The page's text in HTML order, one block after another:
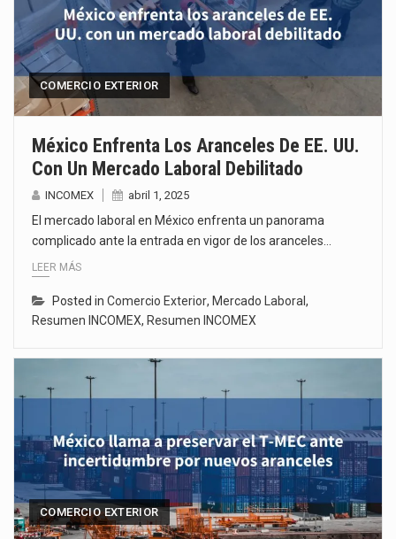
COMERCIO EXTERIOR
México Enfrenta Los Aranceles De EE. UU.
Con Un Mercado Laboral Debilitado
INCOMEX abril 1, 2025
El mercado laboral en México enfrenta un panorama
complicado ante la entrada en vigor de los aranceles…
LEER MÁS
Posted in Comercio Exterior, Mercado Laboral,
Resumen INCOMEX, Resumen INCOMEX
COMERCIO EXTERIOR